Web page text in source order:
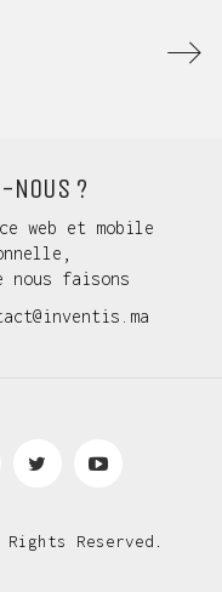
NOUS ?
web et mobile
nous faisons
Reserved.